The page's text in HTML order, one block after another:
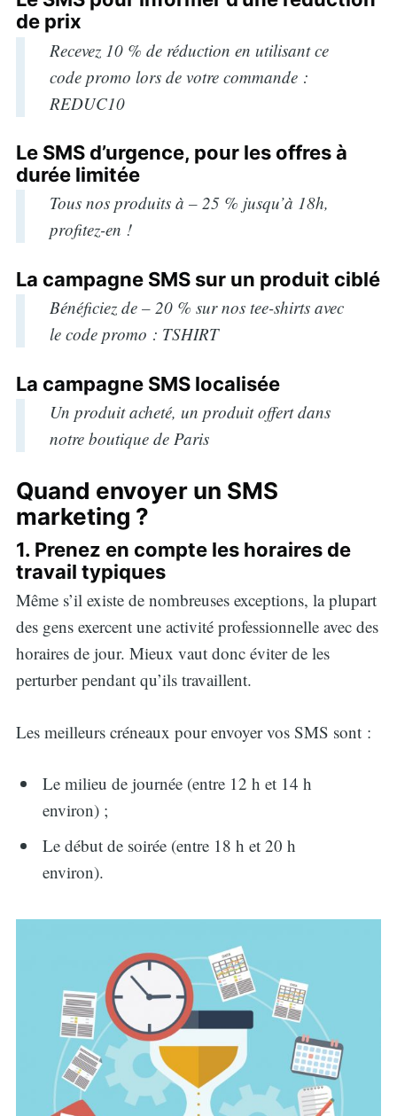
de prix
Recevez 10 % de réduction en utilisant ce
code promo lors de votre commande :
REDUC10
Le SMS d’urgence, pour les offres à
durée limitée
Tous nos produits à – 25 % jusqu’à 18h,
profitez-en !
La campagne SMS sur un produit ciblé
Bénéficiez de – 20 % sur nos tee-shirts avec
le code promo : TSHIRT
La campagne SMS localisée
Un produit acheté, un produit offert dans
notre boutique de Paris
Quand envoyer un SMS
marketing ?
1. Prenez en compte les horaires de
travail typiques
Même s’il existe de nombreuses exceptions, la plupart
des gens exercent une activité professionnelle avec des
horaires de jour. Mieux vaut donc éviter de les
perturber pendant qu’ils travaillent.
Les meilleurs créneaux pour envoyer vos SMS sont :
Le milieu de journée (entre 12 h et 14 h
environ) ;
Le début de soirée (entre 18 h et 20 h
environ).
for: